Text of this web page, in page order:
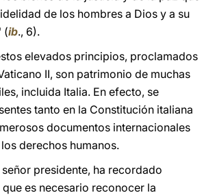
de los hombres a Dios y a su
(ib., 6).
elevados principios, proclamados
II, son patrimonio de muchas
incluida Italia. En efecto, se
tanto en la Constitución italiana
documentos internacionales
derechos humanos.
presidente, ha recordado
es necesario reconocer la